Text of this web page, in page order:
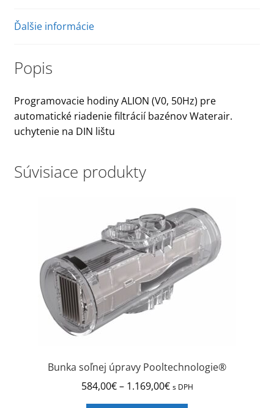
Ďalšie informácie
Popis
Programovacie hodiny ALION (V0, 50Hz) pre
automatické riadenie filtrácií bazénov Waterair.
uchytenie na DIN lištu
Súvisiace produkty
Bunka soľnej úpravy Pooltechnologie®
584,00€ – 1.169,00€Price
range:
s DPH